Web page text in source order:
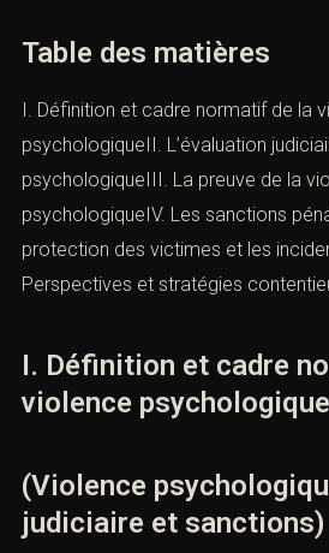
Table des matières
I. Définition et cadre normatif de la
psychologiqueII. L’évaluation
psychologiqueIII. La preuve de la
psychologiqueIV. Les sanctions
protection des victimes et les
Perspectives et stratégies
I. Définition et cadre
violence psychologique
(Violence
évaluation judiciaire et